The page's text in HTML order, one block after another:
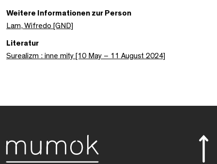
Weitere Informationen zur Person
Lam, Wifredo [GND]
Literatur
Surealizm : inne mity [10 May – 11 August 2024]